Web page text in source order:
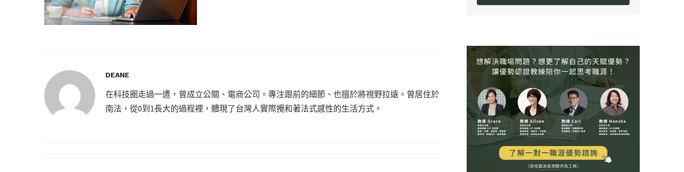
DEANE
在科技圈走過一遭，曾成立公關、電商公司。專注跟前的細節、也擅於將視野拉遠。曾居住於
南法，從0到1長大的過程裡，體現了台灣人實際攪和著法式感性的生活方式。